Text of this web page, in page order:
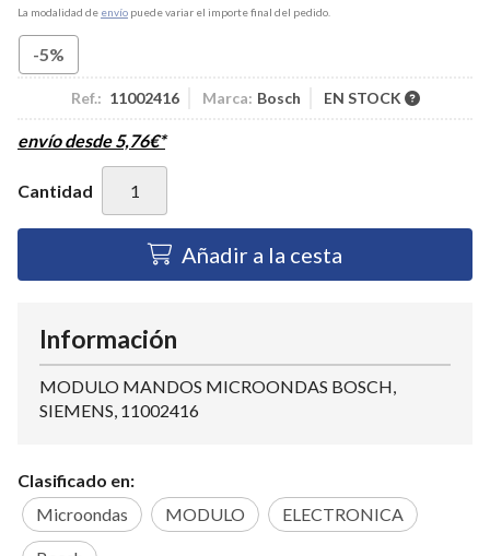
La modalidad de envío puede variar el importe final del pedido.
-5%
Ref.: 11002416 Marca: Bosch EN STOCK
envío desde5,76€*
Cantidad
Añadir a la cesta
Información
MODULO MANDOS MICROONDAS BOSCH,
SIEMENS, 11002416
Clasificado en:
Microondas
MODULO ELECTRONICA